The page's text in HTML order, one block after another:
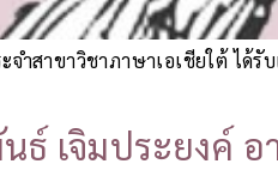
จำสาขาวิชาภาษาเอเชียใต้ ไ
ธ์ เจิมประยงค์